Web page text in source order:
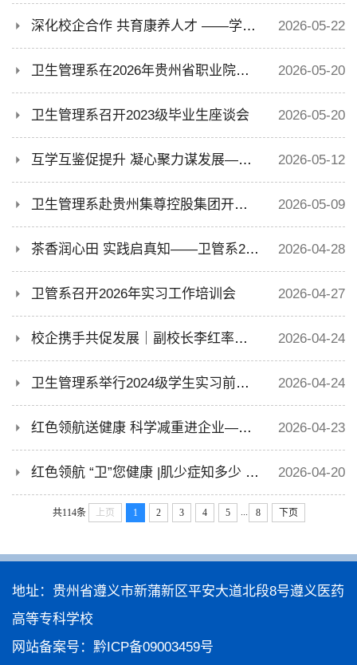
2026-05-22
深化校企合作 共育康养人才 ——学校副校长李红率队赴贵州瑞颐鑫医疗健康管理有限公司访企拓岗
2026-05-20
卫生管理系在2026年贵州省职业院校技能大赛中获佳绩
2026-05-20
卫生管理系召开2023级毕业生座谈会
2026-05-12
互学互鉴促提升 凝心聚力谋发展——卫生管理系健康管理专业教师团队赴贵阳康养职业大学开展学科建设与专业交流
2026-05-09
卫生管理系赴贵州集尊控股集团开展“访企拓岗”专项行动
2026-04-28
茶香润心田 实践启真知——卫管系2024级食品药品监督管理专业见习活动纪实
2026-04-27
卫管系召开2026年实习工作培训会
2026-04-24
校企携手共促发展｜副校长李红率队赴成都重药四川 开展校企交流活动
2026-04-24
卫生管理系举行2024级学生实习前动员大会
2026-04-23
红色领航送健康 科学减重进企业——“卫您健康·营养先行”系列活动二圆满举办
2026-04-20
红色领航 “卫”您健康 |肌少症知多少 ：吃出肌肉，活出力量--我系宣讲队走进纪念馆社区，守护中老年“肌肉存款”
共114条 上页 1 2 3 4 5 ... 8 下页
地址：贵州省遵义市新蒲新区平安大道北段8号遵义医药
高等专科学校
网站备案号： 黔ICP备09003459号